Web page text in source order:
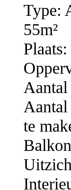
Type:
55m²
Aantal
te